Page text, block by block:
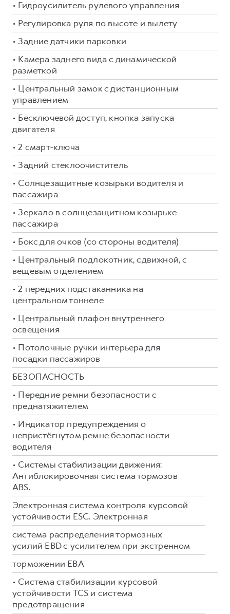
• Гидроусилитель рулевого управления
• Регулировка руля по высоте и вылету
• Задние датчики парковки
• Камера заднего вида с динамической
разметкой
• Центральный замок с дистанционным
управлением
• Бесключевой доступ, кнопка запуска
двигателя
• 2 смарт-ключа
• Задний стеклоочиститель
• Солнцезащитные козырьки водителя и
пассажира
• Зеркало в солнцезащитном козырьке
пассажира
• Бокс для очков (со стороны водителя)
• Центральный подлокотник, сдвижной, с
вещевым отделением
• 2 передних подстаканника на
центральном тоннеле
• Центральный плафон внутреннего
освещения
• Потолочные ручки интерьера для
посадки пассажиров
БЕЗОПАСНОСТЬ
• Передние ремни безопасности c
преднатяжителем
• Индикатор предупреждения о
непристёгнутом ремне безопасности
водителя
• Системы стабилизации движения:
Антиблокировочная система тормозов
ABS.
Электронная система контроля курсовой
устойчивости ESC. Электронная
система распределения тормозных
усилий EBD с усилителем при экстренном
торможении EBA
• Система стабилизации курсовой
устойчивости TCS и система
предотвращения